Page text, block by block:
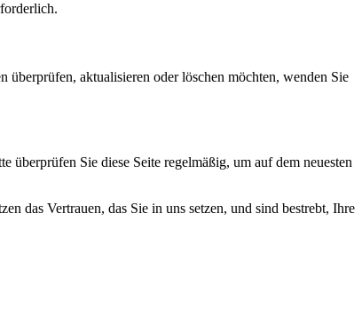
überprüfen, aktualisieren oder löschen möchten, wenden Sie
Sie diese Seite regelmäßig, um auf dem neuesten
das Vertrauen, das Sie in uns setzen, und sind bestrebt, Ihre